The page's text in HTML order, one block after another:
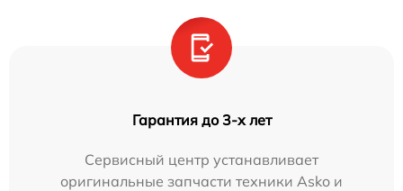
Гарантия до 3-х лет
Сервисный центр устанавливает
оригинальные запчасти техники Asko и